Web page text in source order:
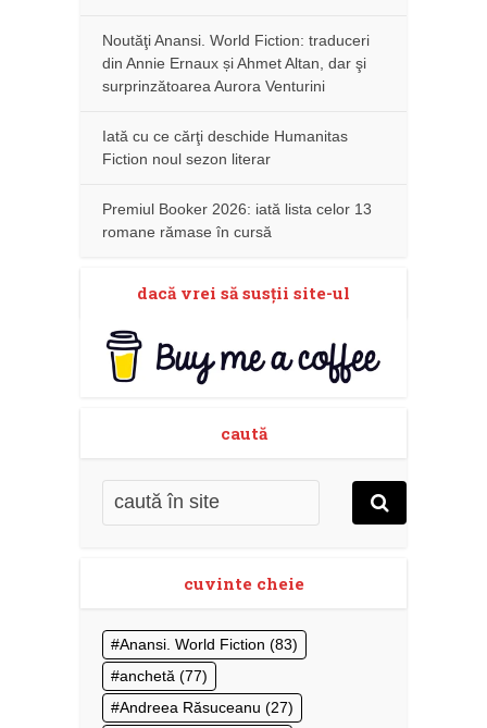
Noutăţi Anansi. World Fiction: traduceri
din Annie Ernaux și Ahmet Altan, dar şi
surprinzătoarea Aurora Venturini
Iată cu ce cărţi deschide Humanitas
Fiction noul sezon literar
Premiul Booker 2026: iată lista celor 13
romane rămase în cursă
dacă vrei să susţii site-ul
caută
cuvinte cheie
Anansi. World Fiction (83)
anchetă (77)
Andreea Răsuceanu (27)